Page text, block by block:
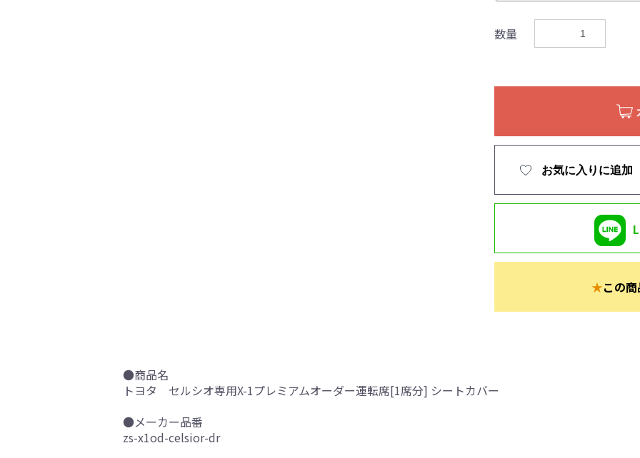
数量
お気に入りに追加
★この
●商品名
トヨタ セルシオ専用X-1プレミアムオーダー運転席[1席分] シートカバー
●メーカー品番
zs-x1od-celsior-dr